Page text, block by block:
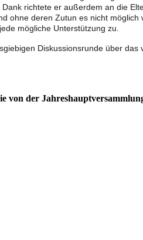
Dank richtete er außerdem an die
ohne deren Zutun es nicht
mögliche Unterstützung zu.
Diskussionsrunde über
von der